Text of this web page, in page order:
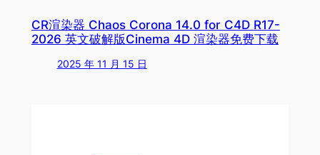
CR渲染器 Chaos Corona 14.0 for C4D R17-
2026 英文破解版Cinema 4D 渲染器免费下载
2025 年 11 月 15 日